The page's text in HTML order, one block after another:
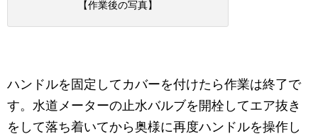
【作業後の写真】
ハンドルを固定してカバーを付けたら作業は終了で
す。水道メーターの止水バルブを開栓してエア抜き
をして落ち着いてから奥様に再度ハンドルを操作し